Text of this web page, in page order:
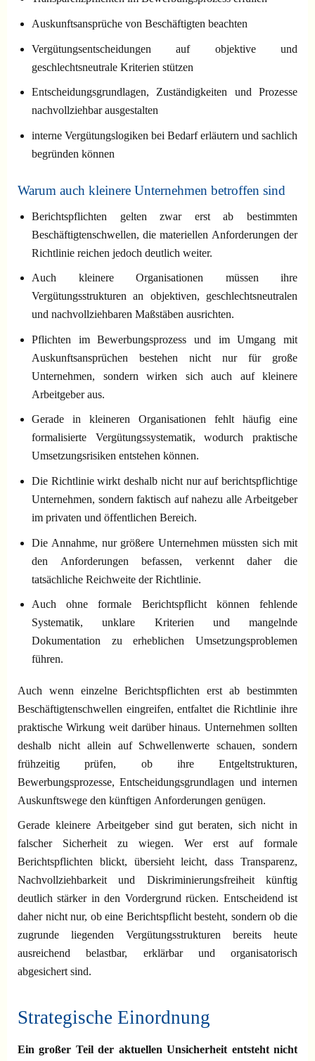
Auskunftsansprüche von Beschäftigten beachten
Vergütungsentscheidungen auf objektive und
geschlechtsneutrale Kriterien stützen
Entscheidungsgrundlagen, Zuständigkeiten und Prozesse
nachvollziehbar ausgestalten
interne Vergütungslogiken bei Bedarf erläutern und sachlich
begründen können
Warum auch kleinere Unternehmen betroffen sind
Berichtspflichten gelten zwar erst ab bestimmten
Beschäftigtenschwellen, die materiellen Anforderungen der
Richtlinie reichen jedoch deutlich weiter.
Auch kleinere Organisationen müssen ihre
Vergütungsstrukturen an objektiven, geschlechtsneutralen
und nachvollziehbaren Maßstäben ausrichten.
Pflichten im Bewerbungsprozess und im Umgang mit
Auskunftsansprüchen bestehen nicht nur für große
Unternehmen, sondern wirken sich auch auf kleinere
Arbeitgeber aus.
Gerade in kleineren Organisationen fehlt häufig eine
formalisierte Vergütungssystematik, wodurch praktische
Umsetzungsrisiken entstehen können.
Die Richtlinie wirkt deshalb nicht nur auf berichtspflichtige
Unternehmen, sondern faktisch auf nahezu alle Arbeitgeber
im privaten und öffentlichen Bereich.
Die Annahme, nur größere Unternehmen müssten sich mit
den Anforderungen befassen, verkennt daher die
tatsächliche Reichweite der Richtlinie.
Auch ohne formale Berichtspflicht können fehlende
Systematik, unklare Kriterien und mangelnde
Dokumentation zu erheblichen Umsetzungsproblemen
führen.
Auch wenn einzelne Berichtspflichten erst ab bestimmten
Beschäftigtenschwellen eingreifen, entfaltet die Richtlinie ihre
praktische Wirkung weit darüber hinaus. Unternehmen sollten
deshalb nicht allein auf Schwellenwerte schauen, sondern
frühzeitig prüfen, ob ihre Entgeltstrukturen,
Bewerbungsprozesse, Entscheidungsgrundlagen und internen
Auskunftswege den künftigen Anforderungen genügen.
Gerade kleinere Arbeitgeber sind gut beraten, sich nicht in
falscher Sicherheit zu wiegen. Wer erst auf formale
Berichtspflichten blickt, übersieht leicht, dass Transparenz,
Nachvollziehbarkeit und Diskriminierungsfreiheit künftig
deutlich stärker in den Vordergrund rücken. Entscheidend ist
daher nicht nur, ob eine Berichtspflicht besteht, sondern ob die
zugrunde liegenden Vergütungsstrukturen bereits heute
ausreichend belastbar, erklärbar und organisatorisch
abgesichert sind.
Strategische Einordnung
Ein großer Teil der aktuellen Unsicherheit entsteht nicht